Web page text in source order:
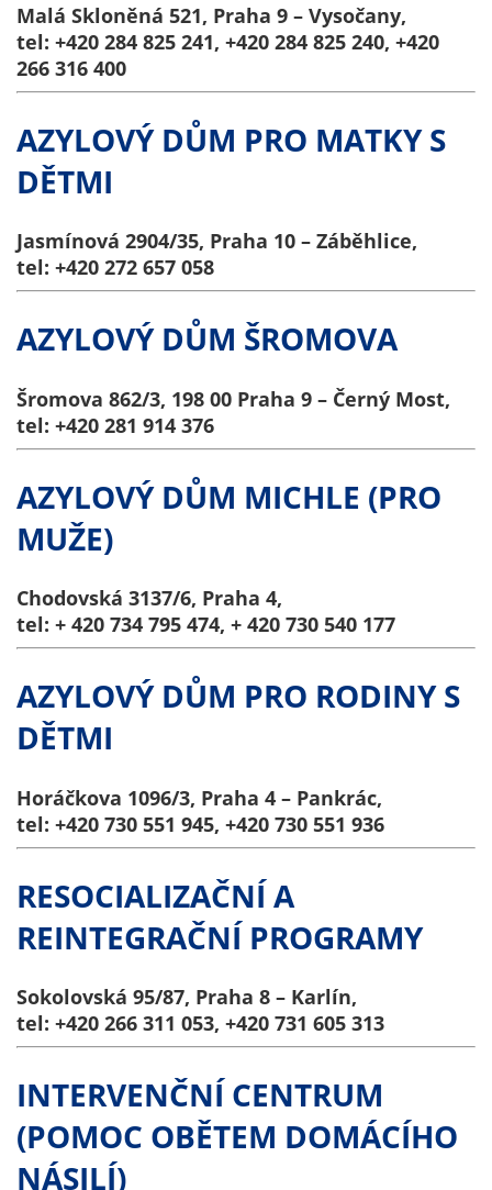
Malá Skloněná 521, Praha 9 – Vysočany,
tel: +420 284 825 241, +420 284 825 240, +420
266 316 400
AZYLOVÝ DŮM PRO MATKY S
DĚTMI
Jasmínová 2904/35, Praha 10 – Záběhlice,
tel: +420 272 657 058
AZYLOVÝ DŮM ŠROMOVA
Šromova 862/3, 198 00 Praha 9 – Černý Most,
tel: +420 281 914 376
AZYLOVÝ DŮM MICHLE (PRO
MUŽE)
Chodovská 3137/6, Praha 4,
tel: + 420 734 795 474, + 420 730 540 177
AZYLOVÝ DŮM PRO RODINY S
DĚTMI
Horáčkova 1096/3, Praha 4 – Pankrác,
tel: +420 730 551 945, +420 730 551 936
RESOCIALIZAČNÍ A
REINTEGRAČNÍ PROGRAMY
Sokolovská 95/87, Praha 8 – Karlín,
tel: +420 266 311 053, +420 731 605 313
INTERVENČNÍ CENTRUM
(POMOC OBĚTEM DOMÁCÍHO
NÁSILÍ)
souhrnně, bez
použití
na konkrétní
uživatelé
vypnete
analytických
vztahu k Vaší
ztrácíme
analýzy
optimalizace
Personalizované
Používáme rovněž
soubory cookie a
přizpůsobili naše
webové stránky
potřebám a
návštěvníků.
cookies
Reklamní cookies
nebo naši partneři,
abychom Vám
mohli zobrazit